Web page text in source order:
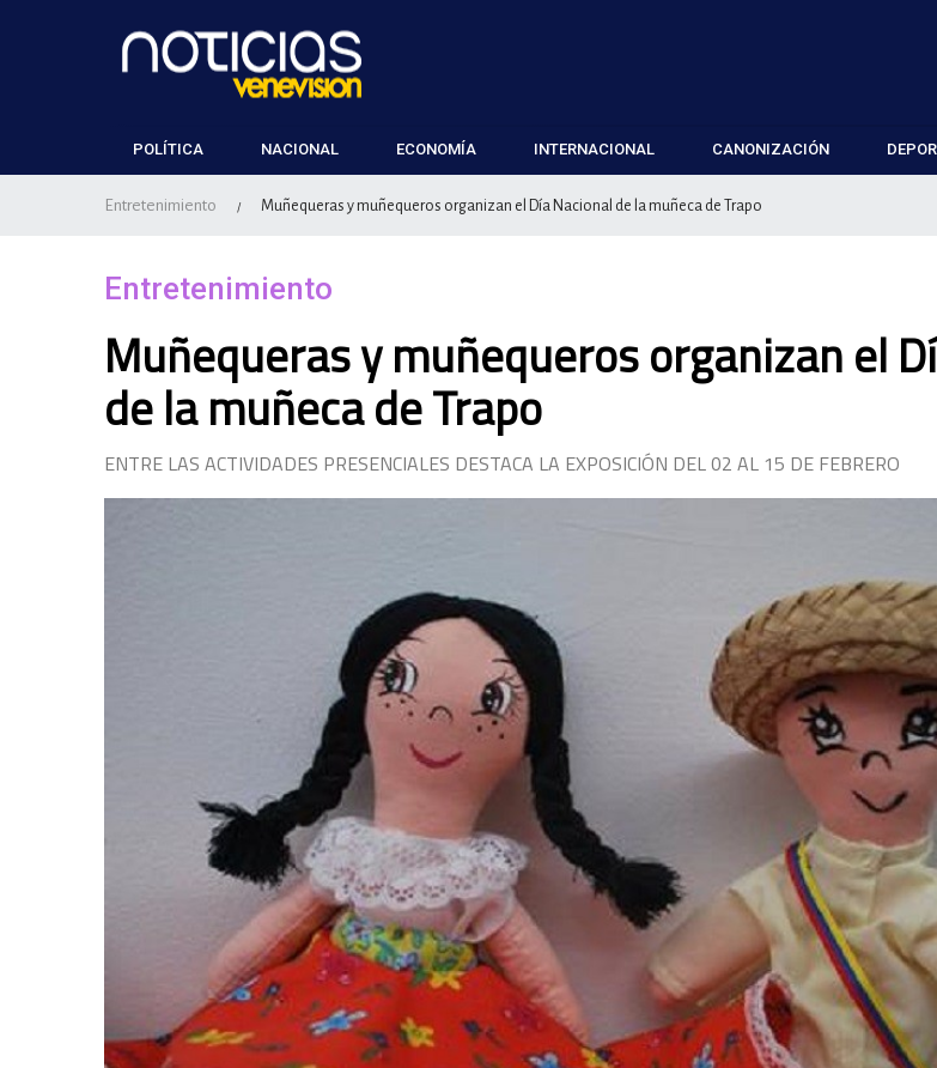
POLÍTICA NACIONAL ECONOMÍA INTERNACIONAL CANONIZACIÓN
Entretenimiento / Muñequeras y muñequeros organizan el Día Nacional de la muñeca de Trapo
Entretenimiento
Muñequeras y muñequeros organizan el
de la muñeca de Trapo
ENTRE LAS ACTIVIDADES PRESENCIALES DESTACA LA EXPOSICIÓN DEL 02 AL 15 DE FEBRERO